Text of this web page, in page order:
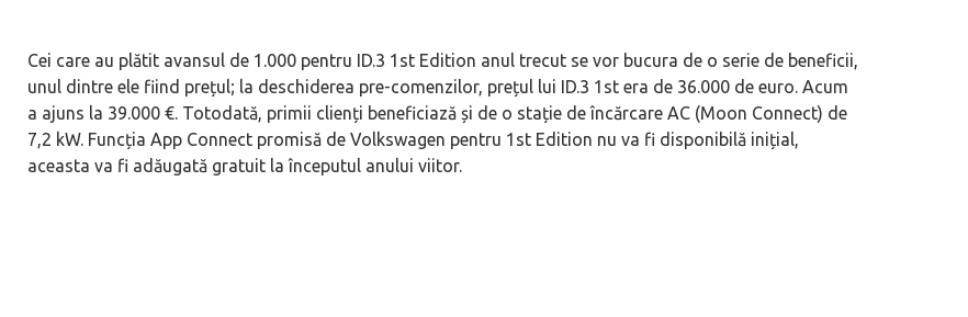
Cei care au plătit avansul de 1.000 pentru ID.3 1st Edition anul trecut se vor bucura de o serie de beneficii,
unul dintre ele fiind prețul; la deschiderea pre-comenzilor, prețul lui ID.3 1st era de 36.000 de euro. Acum
a ajuns la 39.000 €. Totodată, primii clienți beneficiază și de o stație de încărcare AC (Moon Connect) de
7,2 kW. Funcția App Connect promisă de Volkswagen pentru 1st Edition nu va fi disponibilă inițial,
aceasta va fi adăugată gratuit la începutul anului viitor.
Pentru cine știe ceva avioane, numele Hennessey
Blackbird va suna ca un apropo. Unul pertinent, de
Prima sportivă cu motor central a mărcii, omagiată
de noua ediție limitată Lamborghini Revuelto Miura
Dacă viața e „heavy duty”, măcar